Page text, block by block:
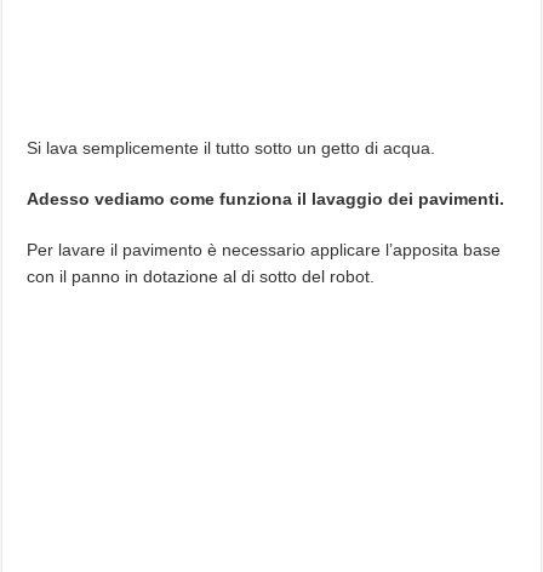
Si lava semplicemente il tutto sotto un getto di acqua.
Adesso vediamo come funziona il lavaggio dei pavimenti.
Per lavare il pavimento è necessario applicare l’apposita base
con il panno in dotazione al di sotto del robot.